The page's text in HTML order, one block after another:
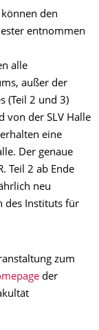
den
entnommen
alle
außer der
(Teil 2 und 3)
von der SLV Halle
eine
Der genaue
Teil 2 ab Ende
neu
des Instituts für
zum
der